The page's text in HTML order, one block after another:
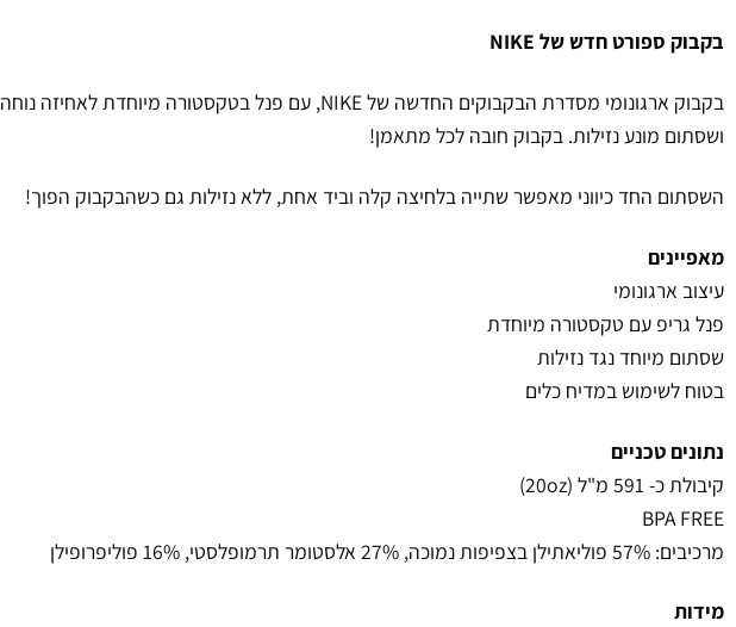
בקבוק ספורט חדש של NIKE
בקבוק ארגונומי מסדרת הבקבוקים החדשה של NIKE, עם פנל בטקסטורה מיוחדת לאחיזה נוחה
ושסתום מונע נזילות. בקבוק חובה לכל מתאמן!
השסתום החד כיווני מאפשר שתייה בלחיצה קלה וביד אחת, ללא נזילות גם כשהבקבוק הפוך!
מאפיינים
עיצוב ארגונומי
פנל גריפ עם טקסטורה מיוחדת
שסתום מיוחד נגד נזילות
בטוח לשימוש במדיח כלים
נתונים טכניים
קיבולת כ- 591 מ"ל (20oz)
BPA FREE
מרכיבים: 57% פוליאתילן בצפיפות נמוכה, 27% אלסטומר תרמופלסטי, 16% פוליפרופילן
מידות